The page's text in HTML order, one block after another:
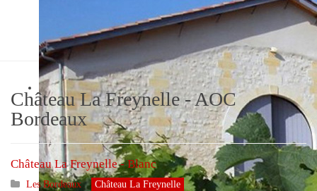
Château La Freynelle - AOC
Bordeaux
Château La Freynelle - Blanc
Les Bordeaux Château La Freynelle